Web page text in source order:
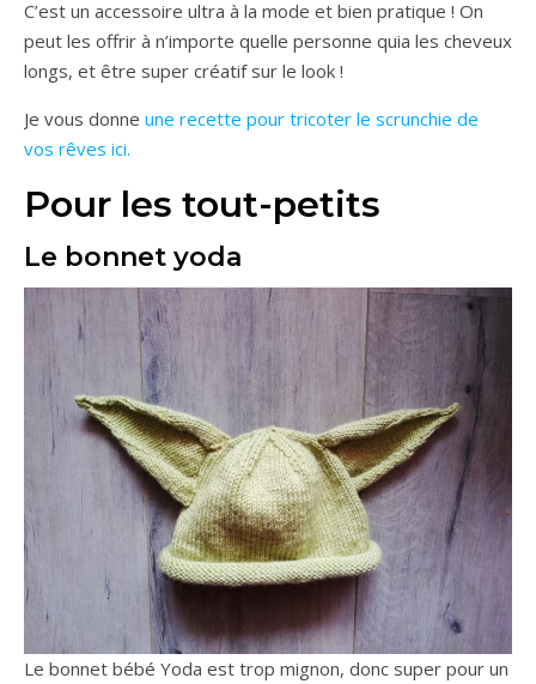
C’est un accessoire ultra à la mode et bien pratique ! On
peut les offrir à n’importe quelle personne quia les cheveux
longs, et être super créatif sur le look !
Je vous donne une recette pour tricoter le scrunchie de
vos rêves ici.
Pour les tout-petits
Le bonnet yoda
Le bonnet bébé Yoda est trop mignon, donc super pour un